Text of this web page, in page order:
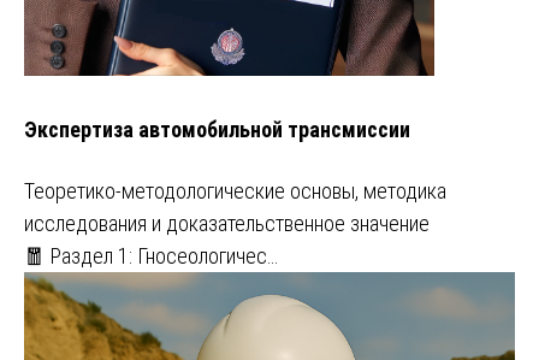
Экспертиза автомобильной трансмиссии
Теоретико-методологические основы, методика
исследования и доказательственное значение
🧧 Раздел 1: Гносеологичес…